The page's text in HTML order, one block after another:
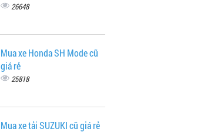
26648
Mua xe Honda SH Mode cũ
giá rẻ
25818
Mua xe tải SUZUKI cũ giá rẻ